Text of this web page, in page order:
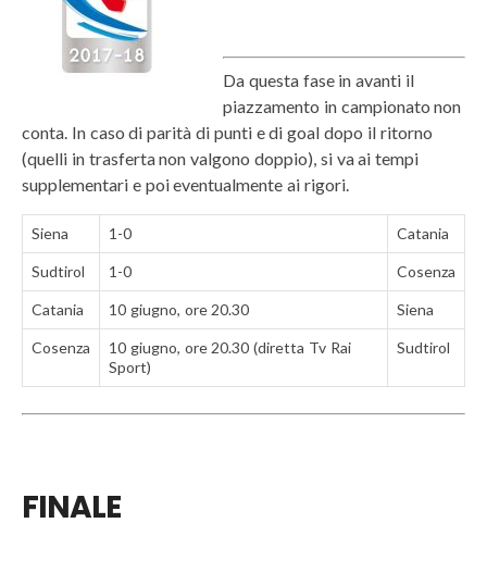
Da questa fase in avanti il
piazzamento in campionato non
conta. In caso di parità di punti e di goal dopo il ritorno
(quelli in trasferta non valgono doppio), si va ai tempi
supplementari e poi eventualmente ai rigori.
Siena 1-0 Catania
Sudtirol 1-0 Cosenza
Catania 10 giugno, ore 20.30 Siena
Cosenza
10 giugno, ore 20.30 (diretta Tv Rai
Sport)
Sudtirol
FINALE